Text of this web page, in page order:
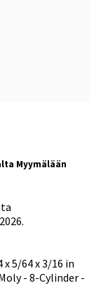
Myymälään
5/64 x 3/16 in
- 8-Cylinder -